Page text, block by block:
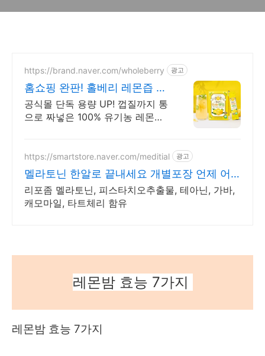
https://brand.naver.com/wholeberry 광고
홈쇼핑 완판! 홀베리 레몬즙 홀
베리레몬즙 2억포 판매돌파
공식몰 단독 용량 UP! 껍질까지 통
으로 짜넣은 100% 유기농 레몬즙
몬 하는 중
https://smartstore.naver.com/meditial 광고
멜라토닌 한알로 끝내세요 개별포장 언제 어
디서나 OK
리포좀 멜라토닌, 피스타치오추출물, 테아닌, 가바,
캐모마일, 타트체리 함유
레몬밤 효능 7가지
레몬밤 효능 7가지